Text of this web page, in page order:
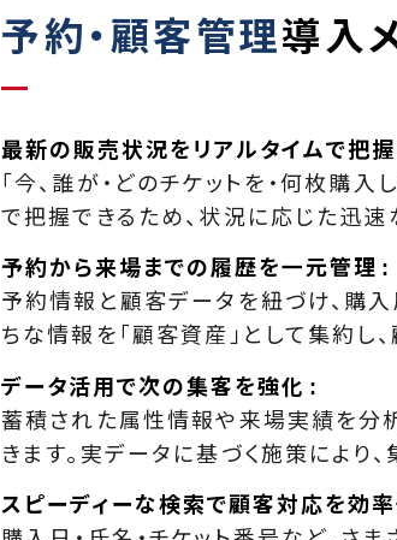
予約・顧客管理導入
最新の販売状況をリアルタイムで把握
「今、誰が・どのチケットを・何枚購
で把握できるため、状況に応じた迅
予約から来場までの履歴を一元管理
予約情報と顧客データを紐づけ、購
ちな情報を「顧客資産」として集約し
データ活用で次の集客を強化
蓄積された属性情報や来場実績を分
きます。実データに基づく施策により
スピーディーな検索で顧客対応を効